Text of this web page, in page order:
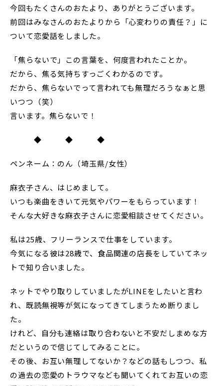
今回もたくさんのおたより、ありがとうございます。
前回はみなさんのおたよりから「心変わりの責任？」に
ついて恋愛話をしました。
「焦らないで」この言葉を、何度言われたことか。
だから、焦る気持ちすっごくわかるのです。
だから、焦らないでって言われても無理だろうなぁと思
いつつ（笑）
言います。焦らないで！
◆ ◆ ◆
ペンネーム：のん（埼玉県/女性）
麻衣子さん、はじめまして。
いつも楽曲をきいて元気やパワーをもらっています！
そんな大好きな麻衣子さんに恋愛相談させてください。
私は25歳、フリーランスで仕事をしています。
今気になる彼は28歳で、食品関連の店長をしていてネッ
トで知り合いました。
ネットでやり取りしていましたがLINEをしたいと言わ
れ、既読無視等が気になってきてしまうため断りまし
た。
けれど、自分も連絡は取り合わないと不安だしまめな方
だというので信じてしてみることに。
その後、お互い無理してないか？などの話もしつつ、私
の過去の恋愛のトラウマなども聞いてくれてお互いの恋